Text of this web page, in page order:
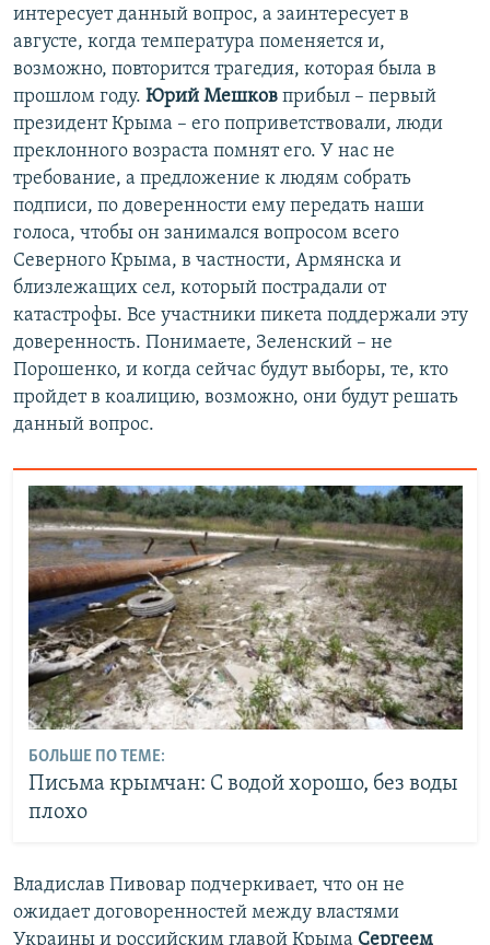
интересует данный вопрос, а заинтересует в
августе, когда температура поменяется и,
возможно, повторится трагедия, которая была в
прошлом году. Юрий Мешков прибыл – первый
президент Крыма – его поприветствовали, люди
преклонного возраста помнят его. У нас не
требование, а предложение к людям собрать
подписи, по доверенности ему передать наши
голоса, чтобы он занимался вопросом всего
Северного Крыма, в частности, Армянска и
близлежащих сел, который пострадали от
катастрофы. Все участники пикета поддержали эту
доверенность. Понимаете, Зеленский – не
Порошенко, и когда сейчас будут выборы, те, кто
пройдет в коалицию, возможно, они будут решать
данный вопрос.
БОЛЬШЕ ПО ТЕМЕ:
Письма крымчан: С водой хорошо, без воды
плохо
Владислав Пивовар подчеркивает, что он не
ожидает договоренностей между властями
Украины и российским главой Крыма Сергеем